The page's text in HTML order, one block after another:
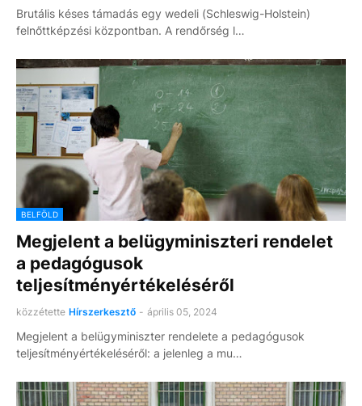
Brutális késes támadás egy wedeli (Schleswig-Holstein)
felnőttképzési központban. A rendőrség l…
BELFÖLD
Megjelent a belügyminiszteri rendelet
a pedagógusok
teljesítményértékeléséről
közzétette Hírszerkesztő - április 05, 2024
Megjelent a belügyminiszter rendelete a pedagógusok
teljesítményértékeléséről: a jelenleg a mu…